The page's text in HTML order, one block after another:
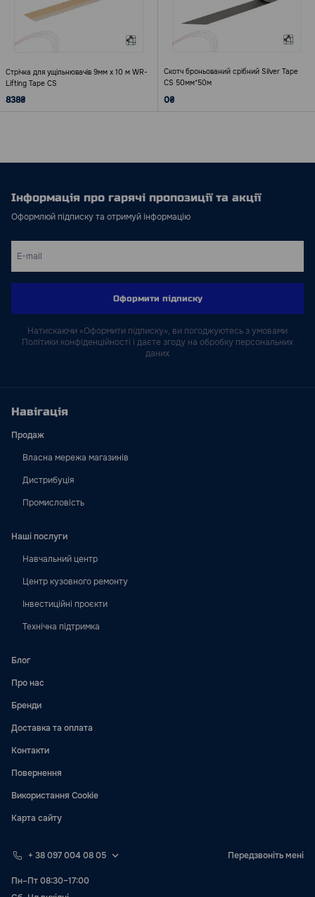
Стрічка для ущільнювачів 9мм х 10 м WR-
Lifting Tape CS
838₴
Скотч броньований срібний Silver Tape
CS 50мм*50м
0₴
Інформація про гарячі пропозиції та акції
Оформлюй підписку та отримуй інформацію
Оформити підписку
Натискаючи «Оформити підписку», ви погоджуютесь з умовами
Політики конфіденційності і даєте згоду на обробку персональних
даних
Навігація
Продаж
Власна мережа магазинів
Дистрибуція
Промисловість
Наші послуги
Навчальний центр
Центр кузовного ремонту
Інвестиційні проєкти
Технічна підтримка
Блог
Про нас
Бренди
Доставка та оплата
Контакти
Повернення
Використання Cookie
Карта сайту
+ 38 097 004 08 05 Передзвоніть мені
Пн–Пт 08:30–17:00